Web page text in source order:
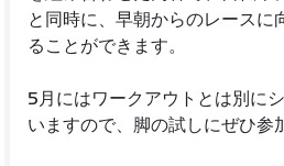
と同時に、早朝からのレースに
ることができます。
5月にはワークアウトとは別に
いますので、脚の試しにぜひ参